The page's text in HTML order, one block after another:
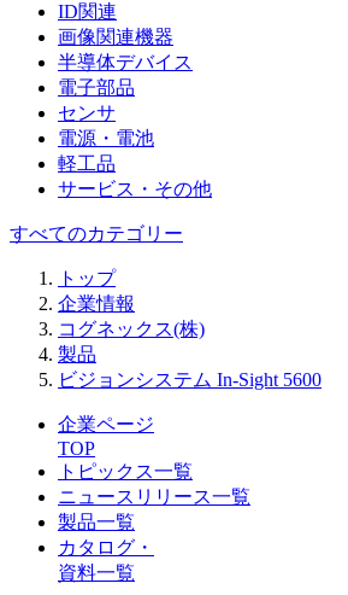
ID関連
画像関連機器
半導体デバイス
電子部品
センサ
電源・電池
軽工品
サービス・その他
すべてのカテゴリー
トップ
企業情報
コグネックス(株)
製品
ビジョンシステム In-Sight 5600
企業ページ
TOP
トピックス一覧
ニュースリリース一覧
製品一覧
カタログ・
資料一覧